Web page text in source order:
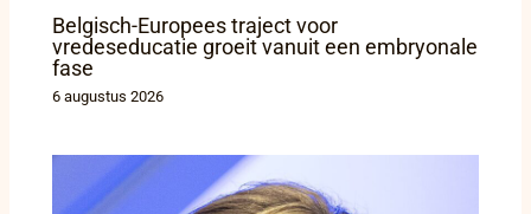
Belgisch-Europees traject voor
vredeseducatie groeit vanuit een embryonale
fase
6 augustus 2026